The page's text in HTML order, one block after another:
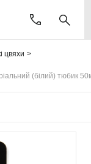
цвяхи
(білий) тюбик